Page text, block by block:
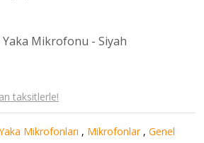
Mikrofonu - Siyah
taksitlerle!
Mikrofonları , Mikrofonlar ,Genel